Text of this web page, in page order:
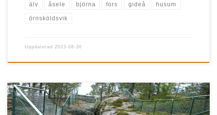
älv åsele björna fors gideå husum
örnsköldsvik
Uppdaterad 2023-08-30